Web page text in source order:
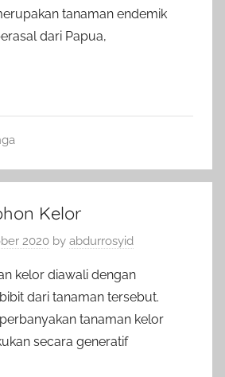
tanaman endemik
dari Papua,
Kelor
2020 by abdurrosyid
kelor diawali dengan
dari tanaman tersebut.
tanaman kelor
secara generatif